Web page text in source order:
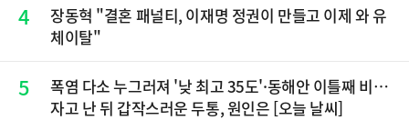
4
장동혁 "결혼 패널티, 이재명 정권이 만들고 이제 와 유
체이탈"
5
폭염 다소 누그러져 '낮 최고 35도'·동해안 이틀째 비…
자고 난 뒤 갑작스러운 두통, 원인은 [오늘 날씨]